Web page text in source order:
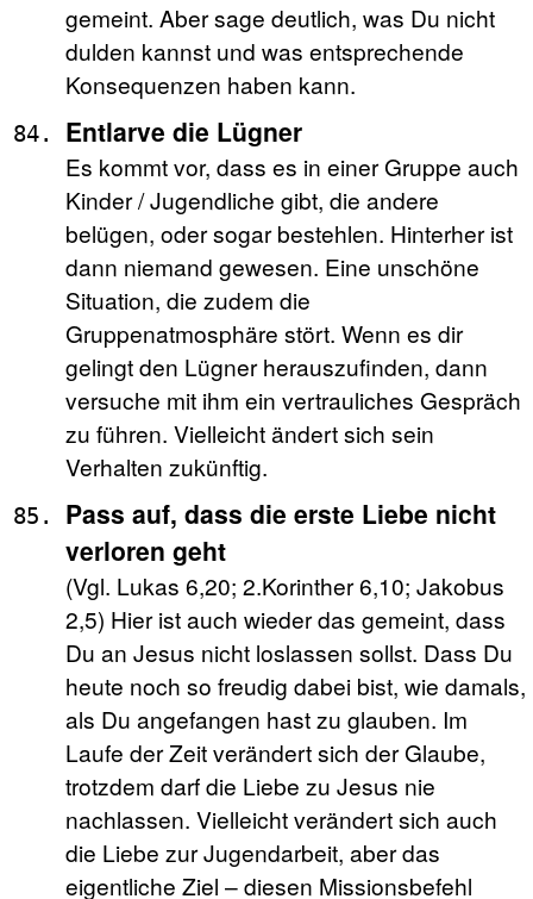
gemeint. Aber sage deutlich, was Du nicht
dulden kannst und was entsprechende
Konsequenzen haben kann.
Entlarve die Lügner
Es kommt vor, dass es in einer Gruppe auch
Kinder / Jugendliche gibt, die andere
belügen, oder sogar bestehlen. Hinterher ist
dann niemand gewesen. Eine unschöne
Situation, die zudem die
Gruppenatmosphäre stört. Wenn es dir
gelingt den Lügner herauszufinden, dann
versuche mit ihm ein vertrauliches Gespräch
zu führen. Vielleicht ändert sich sein
Verhalten zukünftig.
Pass auf, dass die erste Liebe nicht
verloren geht
(Vgl. Lukas 6,20; 2.Korinther 6,10; Jakobus
2,5) Hier ist auch wieder das gemeint, dass
Du an Jesus nicht loslassen sollst. Dass Du
heute noch so freudig dabei bist, wie damals,
als Du angefangen hast zu glauben. Im
Laufe der Zeit verändert sich der Glaube,
trotzdem darf die Liebe zu Jesus nie
nachlassen. Vielleicht verändert sich auch
die Liebe zur Jugendarbeit, aber das
eigentliche Ziel – diesen Missionsbefehl